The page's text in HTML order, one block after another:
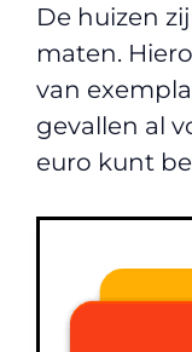
De huizen
maten.
van
gevallen al
euro kunt